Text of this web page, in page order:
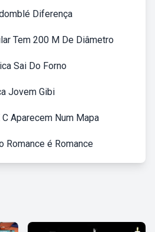
Diferença
Tem 200 M De Diâmetro
Sai Do Forno
Jovem Gibi
Aparecem Num Mapa
Romance é Romance